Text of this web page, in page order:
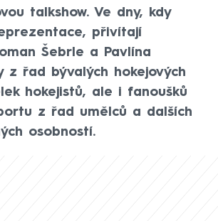
talkshow. Ve dny, kdy
přivítají
Šebrle a Pavlína
z řad bývalých hokejových
hokejistů, ale i fanoušků
z řad umělců a dalších
osobností.